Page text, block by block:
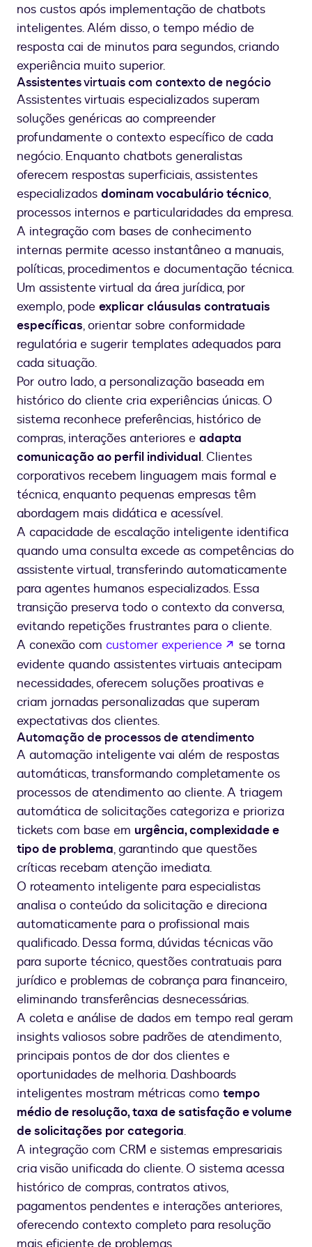
nos custos após implementação de chatbots
inteligentes. Além disso, o tempo médio de
resposta cai de minutos para segundos, criando
experiência muito superior.
Assistentes virtuais com contexto de negócio
Assistentes virtuais especializados superam
soluções genéricas ao compreender
profundamente o contexto específico de cada
negócio. Enquanto chatbots generalistas
oferecem respostas superficiais, assistentes
especializados dominam vocabulário técnico,
processos internos e particularidades da empresa.
A integração com bases de conhecimento
internas permite acesso instantâneo a manuais,
políticas, procedimentos e documentação técnica.
Um assistente virtual da área jurídica, por
exemplo, pode explicar cláusulas contratuais
específicas, orientar sobre conformidade
regulatória e sugerir templates adequados para
cada situação.
Por outro lado, a personalização baseada em
histórico do cliente cria experiências únicas. O
sistema reconhece preferências, histórico de
compras, interações anteriores e adapta
comunicação ao perfil individual. Clientes
corporativos recebem linguagem mais formal e
técnica, enquanto pequenas empresas têm
abordagem mais didática e acessível.
A capacidade de escalação inteligente identifica
quando uma consulta excede as competências do
assistente virtual, transferindo automaticamente
para agentes humanos especializados. Essa
transição preserva todo o contexto da conversa,
evitando repetições frustrantes para o cliente.
A conexão com customer experience se abre en
se torna
evidente quando assistentes virtuais antecipam
necessidades, oferecem soluções proativas e
criam jornadas personalizadas que superam
expectativas dos clientes.
Automação de processos de atendimento
A automação inteligente vai além de respostas
automáticas, transformando completamente os
processos de atendimento ao cliente. A triagem
automática de solicitações categoriza e prioriza
tickets com base em urgência, complexidade e
tipo de problema, garantindo que questões
críticas recebam atenção imediata.
O roteamento inteligente para especialistas
analisa o conteúdo da solicitação e direciona
automaticamente para o profissional mais
qualificado. Dessa forma, dúvidas técnicas vão
para suporte técnico, questões contratuais para
jurídico e problemas de cobrança para financeiro,
eliminando transferências desnecessárias.
A coleta e análise de dados em tempo real geram
insights valiosos sobre padrões de atendimento,
principais pontos de dor dos clientes e
oportunidades de melhoria. Dashboards
inteligentes mostram métricas como tempo
médio de resolução, taxa de satisfação e volume
de solicitações por categoria.
A integração com CRM e sistemas empresariais
cria visão unificada do cliente. O sistema acessa
histórico de compras, contratos ativos,
pagamentos pendentes e interações anteriores,
oferecendo contexto completo para resolução